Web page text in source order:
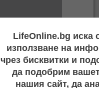
LifeOnline.bg иска
използване на
чрез бисквитки и
да подобрим
нашия сайт, да